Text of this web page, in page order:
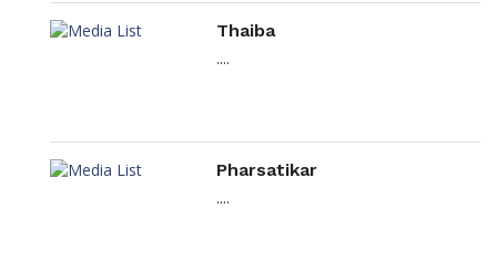
Thaiba
....
Pharsatikar
....